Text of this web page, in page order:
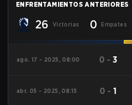
ENFRENTAMIENTOS ANTERIORES
26 Victorias 0 Empates
ago. 17 - 2025, 08:00 0 - 3
abr. 05 - 2025, 08:15 0 -1